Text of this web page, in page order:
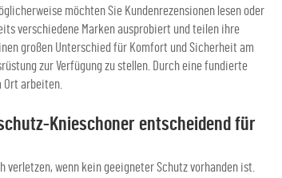
möchten Sie Kundenrezensionen lesen oder
verschiedene Marken ausprobiert und teilen ihre
großen Unterschied für Komfort und Sicherheit am
zur Verfügung zu stellen. Durch eine fundierte
arbeiten.
Knieschoner entscheidend für
wenn kein geeigneter Schutz vorhanden ist.